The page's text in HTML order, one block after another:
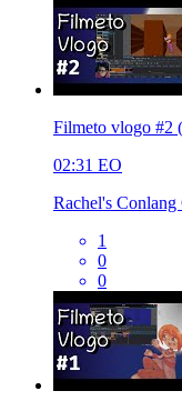
Filmeto vlogo #2
02:31 EO
Rachel's Conlang
1
0
0